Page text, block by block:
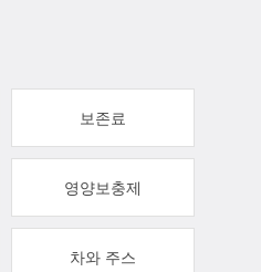
보존료
영양보충제
차와 주스